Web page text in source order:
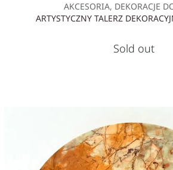
AKCESORIA, DEKORACJE
ARTYSTYCZNY TALERZ
Sold out